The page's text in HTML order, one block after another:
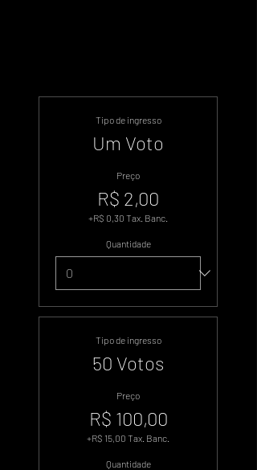
Tipo de ingresso
Um Voto
Preço
R$ 2,00
+R$ 0,30 Tax. Banc.
Quantidade
Tipo de ingresso
50 Votos
Preço
R$ 100,00
+R$ 15,00 Tax. Banc.
Quantidade